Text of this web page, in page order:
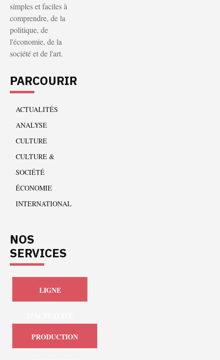
simples et faciles à
comprendre, de la
politique, de
l'économie, de la
société et de l'art.
PARCOURIR
ACTUALITÉS
ANALYSE
CULTURE
CULTURE &
SOCIÉTÉ
ÉCONOMIE
INTERNATIONAL
NOS
SERVICES
LIGNE
PRODUCTION